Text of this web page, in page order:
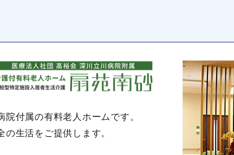
院付属の有料老人ホームです。
の生活をご提供します。